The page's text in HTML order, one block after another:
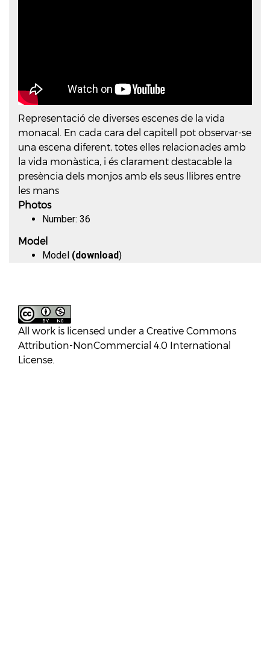
Representació de diverses escenes de la vida
monacal. En cada cara del capitell pot observar-se
una escena diferent, totes elles relacionades amb
la vida monàstica, i és clarament destacable la
presència dels monjos amb els seus llibres entre
les mans
Photos
Number: 36
Model
Model (download)
All work is licensed under a Creative Commons
Attribution-NonCommercial 4.0 International
License.